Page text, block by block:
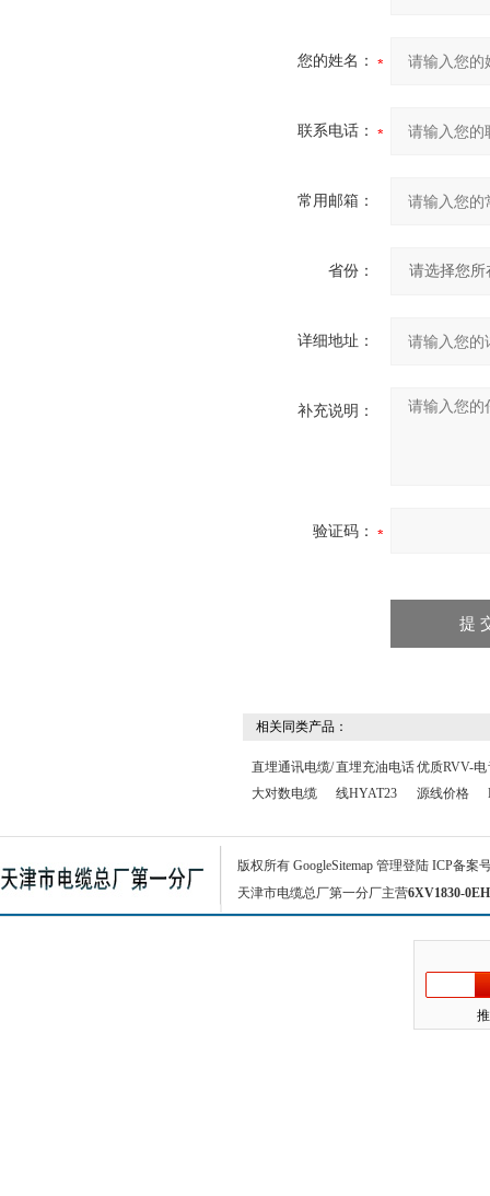
您的姓名：
联系电话：
常用邮箱：
省份：
详细地址：
补充说明：
验证码：
相关同类产品：
直埋通讯电缆/
大对数电缆
直埋充油电话
线HYAT23
优质RVV-电
源线价格
版权所有 GoogleSitemap 管理登陆 ICP备案
天津市电缆总厂第一分厂主营6XV1830-